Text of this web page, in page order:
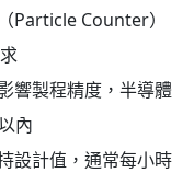
Particle Counter）
響製程精度，半導體
內
設計值，通常每小時